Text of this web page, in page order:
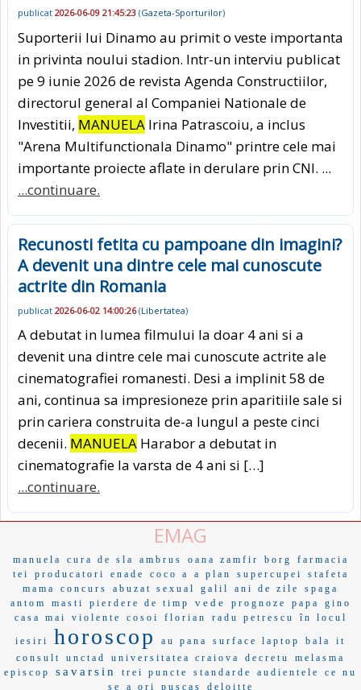
publicat 2026-06-09 21:45:23 (Gazeta-Sporturilor)
Suporterii lui Dinamo au primit o veste importanta
in privinta noului stadion. Intr-un interviu publicat
pe 9 iunie 2026 de revista Agenda Constructiilor,
directorul general al Companiei Nationale de
Investitii, MANUELA Irina Patrascoiu, a inclus
"Arena Multifunctionala Dinamo" printre cele mai
importante proiecte aflate in derulare prin CNI. ...
...continuare.
Recunosti fetita cu pampoane din imagini?
A devenit una dintre cele mai cunoscute
actrite din Romania
publicat 2026-06-02 14:00:26(Libertatea)
A debutat in lumea filmului la doar 4 ani si a
devenit una dintre cele mai cunoscute actrite ale
cinematografiei romanesti. Desi a implinit 58 de
ani, continua sa impresioneze prin aparitiile sale si
prin cariera construita de-a lungul a peste cinci
decenii. MANUELA Harabor a debutat in
cinematografie la varsta de 4 ani si […]
...continuare.
EMAG
manuela cura de sla ambrus oana zamfir borg
farmacia
tei
producatori enade coco a a plan supercupei
stafeta
mama
concurs abuzat sexual galil ani de zile
spaga
antom
masti pierdere de timp vede prognoze papa
gino
casa mai
violente cosoi florian radu petrescu în locul
iesiri horoscop au pana surface laptop bala
it
consult
unctad universitatea craiova decretu
melasma
episcop
savarsin trei puncte standarde audientele
ce nu
se
a ori puscas deloitte